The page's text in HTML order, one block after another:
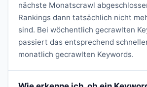
nächste Monatscrawl
Rankings dann tatsächlich nicht
sind. Bei wöchentlich gecrawlten
passiert das entsprechend
monatlich gecrawlten Keywords.